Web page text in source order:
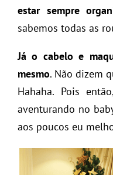
estar sempre
sabemos todas as
Já o cabelo e
mesmo. Não dizem
Hahaha. Pois
aventurando no
aos poucos eu